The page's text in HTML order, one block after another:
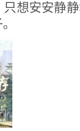
只想安安静